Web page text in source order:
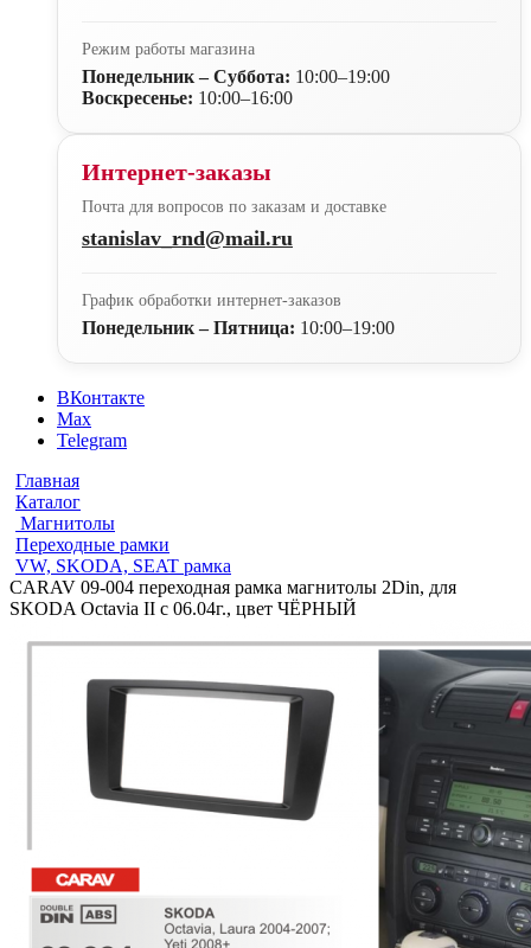
Режим работы магазина
Понедельник – Суббота: 10:00–19:00
Воскресенье: 10:00–16:00
Интернет-заказы
Почта для вопросов по заказам и доставке
stanislav_rnd@mail.ru
График обработки интернет-заказов
Понедельник – Пятница: 10:00–19:00
ВКонтакте
Max
Telegram
Главная
Каталог
Магнитолы
Переходные рамки
VW, SKODA, SEAT рамка
CARAV 09-004 переходная рамка магнитолы 2Din, для
SKODA Octavia II c 06.04г., цвет ЧЁРНЫЙ